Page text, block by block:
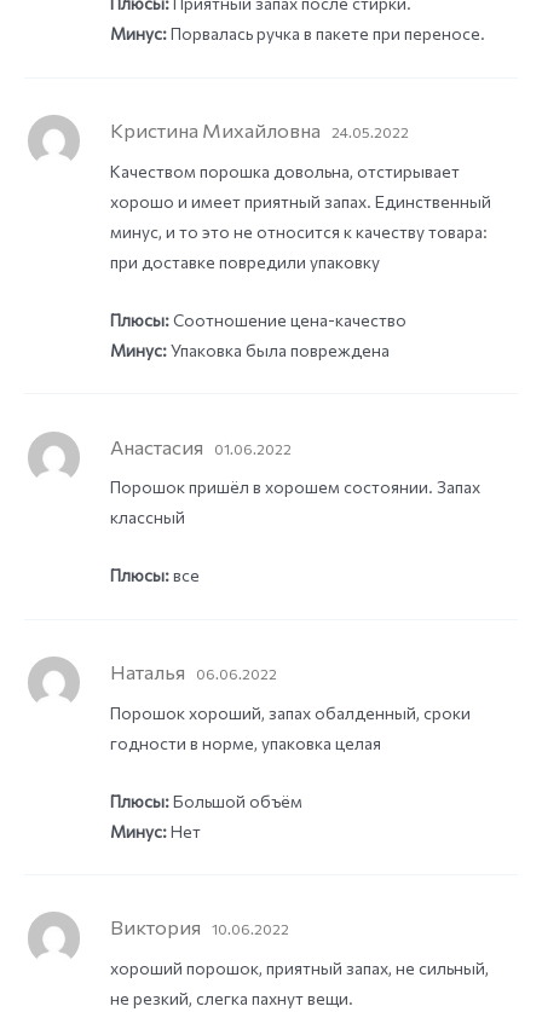
Минус:Порвалась ручка в пакете при переносе.
Кристина Михайловна 24.05.2022
Качеством порошка довольна, отстирывает
хорошо и имеет приятный запах. Единственный
минус, и то это не относится к качеству товара:
при доставке повредили упаковку
Плюсы:Соотношение цена-качество
Минус:Упаковка была повреждена
Анастасия 01.06.2022
Порошок пришёл в хорошем состоянии. Запах
классный
Плюсы:все
Наталья 06.06.2022
Порошок хороший, запах обалденный, сроки
годности в норме, упаковка целая
Плюсы:Большой объём
Минус:Нет
Виктория 10.06.2022
хороший порошок, приятный запах, не сильный,
не резкий, слегка пахнут вещи.